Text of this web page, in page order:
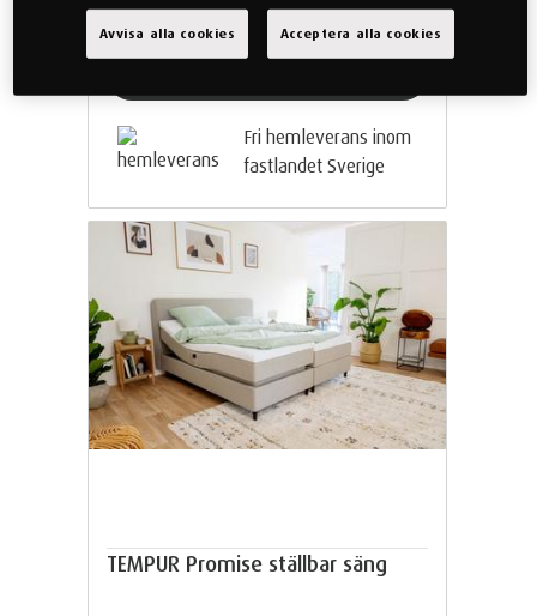
madrass/bäddmadrass
Fri hemleverans inom
fastlandet Sverige
TEMPUR Promise ställbar säng
Avvisa alla cookies Acceptera alla cookies